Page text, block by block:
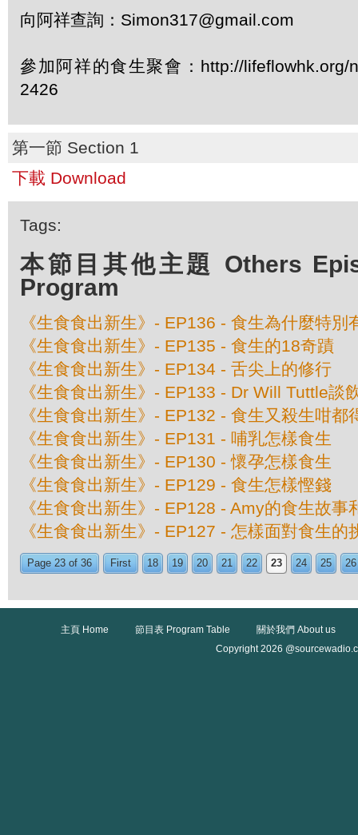
向阿祥查詢：Simon317@gmail.com
參加阿祥的食生聚會：http://lifeflowhk.org/
2426
第一節 Section 1
下載 Download
Tags:
本節目其他主題 Others
Program
《生食食出新生》- EP136 - 食生為什麼特別
《生食食出新生》- EP135 - 食生的18奇蹟
《生食食出新生》- EP134 - 舌尖上的修行
《生食食出新生》- EP133 - Dr Will Tuttle談
《生食食出新生》- EP132 - 食生又殺生咁都
《生食食出新生》- EP131 - 哺乳怎樣食生
《生食食出新生》- EP130 - 懷孕怎樣食生
《生食食出新生》- EP129 - 食生怎樣慳錢
《生食食出新生》- EP128 - Amy的食生故事
《生食食出新生》- EP127 - 怎樣面對食生的
Page 23 of 36 First 18 19 20 21 22 23 24 25 26
主頁 Home 節目表 Program Table
關於我們 About us
Copyright 2026